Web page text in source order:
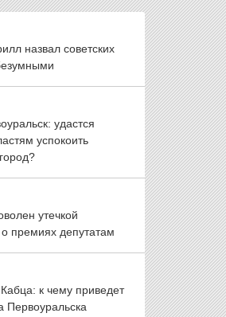
назвал советских
удастся
успокоить
утечкой
премиях депутатам
к чему приведет
Первоуральска